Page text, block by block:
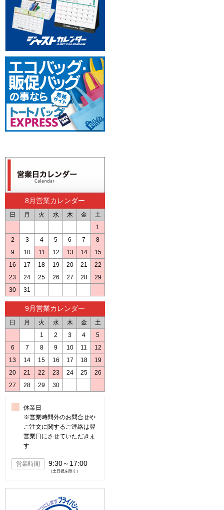
8月営業カレンダー
日 月 火 水 木 金
土
1
2
3 4 5 6 7
8
9
10 11 12 13 14
15
16
17 18 19 20 21
22
23
24 25 26 27 28
29
30
31
9月営業カレンダー
日 月 火 水 木 金
土
1
2 3 4
5
6
7 8 9 10 11
12
13
14 15 16 17 18
19
20
21 22 23 24 25
26
27
28 29 30
休業日
※営業時間外のお問合せや
ご注文に関するご連絡は翌
営業日にさせていただきま
す
営業時間 9:30～17:00
（土日祝を除く）